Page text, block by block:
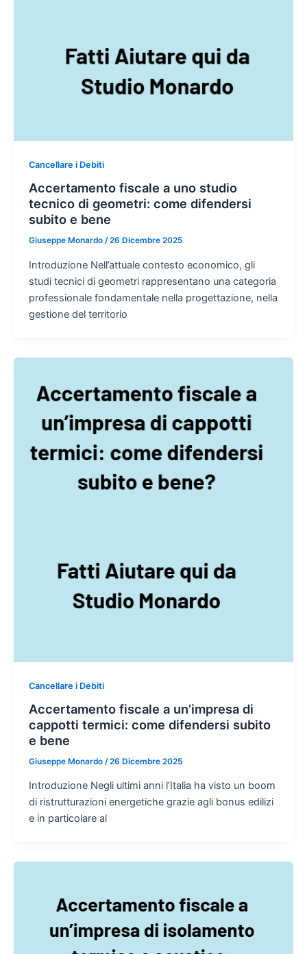
Cancellare i Debiti
Accertamento fiscale a uno studio
tecnico di geometri: come difendersi
subito e bene
Giuseppe Monardo /26 Dicembre 2025
Introduzione Nell’attuale contesto economico, gli
studi tecnici di geometri rappresentano una categoria
professionale fondamentale nella progettazione, nella
gestione del territorio
Cancellare i Debiti
Accertamento fiscale a un’impresa di
cappotti termici: come difendersi subito
e bene
Giuseppe Monardo /26 Dicembre 2025
Introduzione Negli ultimi anni l’Italia ha visto un boom
di ristrutturazioni energetiche grazie agli bonus edilizi
e in particolare al